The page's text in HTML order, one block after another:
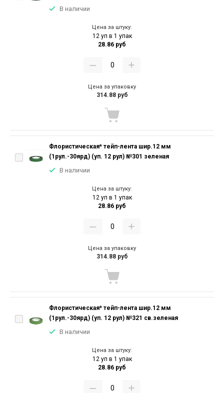
В наличии
Цена за штуку:
12 уп в 1 упак
28.86 руб
Цена за упаковку
314.88 руб
Флористическая* тейп-лента шир.12 мм
(1рул.-30ярд) (уп. 12 рул) №301 зеленая
В наличии
Цена за штуку:
12 уп в 1 упак
28.86 руб
Цена за упаковку
314.88 руб
Флористическая* тейп-лента шир.12 мм
(1рул.-30ярд) (уп. 12 рул) №321 св.зеленая
В наличии
Цена за штуку:
12 уп в 1 упак
28.86 руб